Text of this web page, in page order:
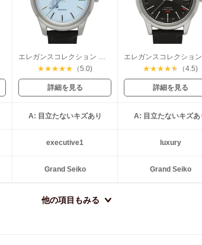
エレガンスコレクション スプリングドライブ
★★★★★ （5.0)
詳細を見る
★★★★★ （4.5)
詳細を見る
A: 目立たないキズあり A: 目立たないキズあ
executive1 luxury
Grand Seiko Grand Seiko
他の項目もみる